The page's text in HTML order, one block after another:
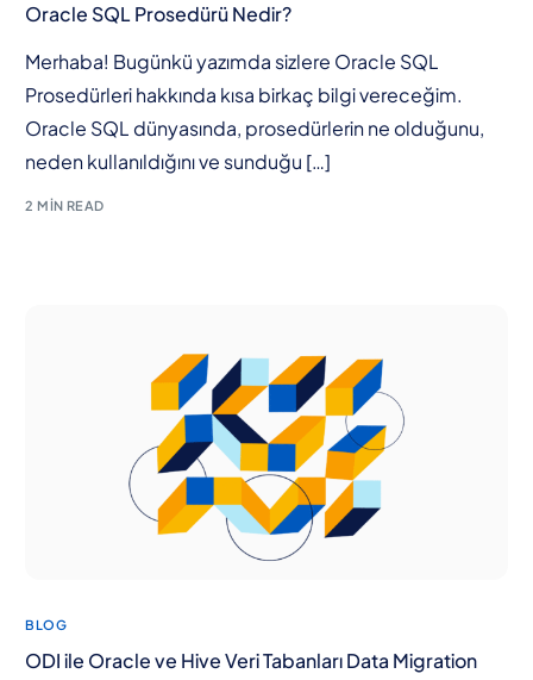
Oracle SQL Prosedürü Nedir?
Merhaba! Bugünkü yazımda sizlere Oracle SQL
Prosedürleri hakkında kısa birkaç bilgi vereceğim.
Oracle SQL dünyasında, prosedürlerin ne olduğunu,
neden kullanıldığını ve sunduğu […]
2 MIN READ
BLOG
ODI ile Oracle ve Hive Veri Tabanları Data Migration